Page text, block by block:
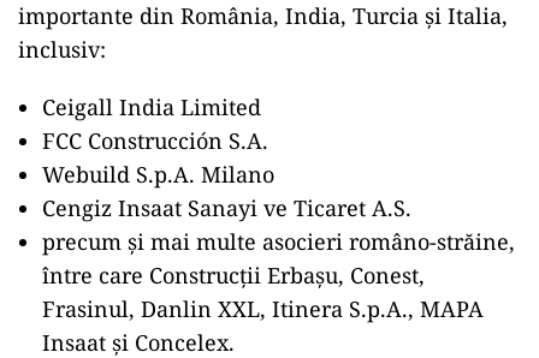
importante din România, India, Turcia și Italia,
inclusiv:
Ceigall India Limited
FCC Construcción S.A.
Webuild S.p.A. Milano
Cengiz Insaat Sanayi ve Ticaret A.S.
precum și mai multe asocieri româno-străine,
între care Construcții Erbașu, Conest,
Frasinul, Danlin XXL, Itinera S.p.A., MAPA
Insaat și Concelex.